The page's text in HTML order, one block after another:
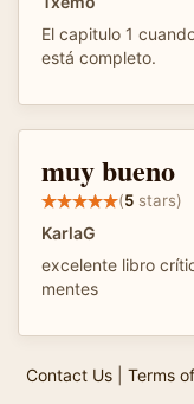
El capitulo 1
está completo.
muy bueno
(5 stars)
KarlaG
excelente libro
mentes
Contact Us| Terms